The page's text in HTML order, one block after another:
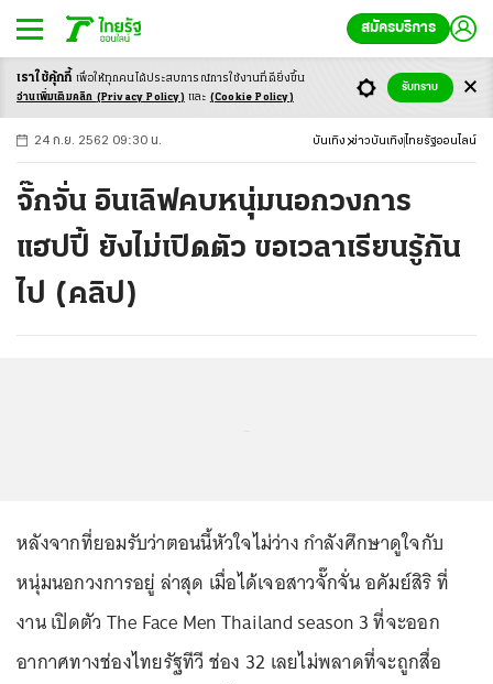
สมัครบริการ
-ก ก ก+
24 ก.ย. 2562 09:30 น. บันเทิง ข่าวบันเทิง ไทยรัฐออนไลน์
จั๊กจั่น อินเลิฟคบหนุ่มนอกวงการ
แฮปปี้ ยังไม่เปิดตัว ขอเวลาเรียนรู้กัน
ไป (คลิป)
หลังจากที่ยอมรับว่าตอนนี้หัวใจไม่ว่าง กำลังศึกษาดูใจกับ
หนุ่มนอกวงการอยู่ ล่าสุด เมื่อได้เจอสาวจั๊กจั่น อคัมย์สิริ ที่
งาน เปิดตัว The Face Men Thailand season 3 ที่จะออก
อากาศทางช่องไทยรัฐทีวี ช่อง 32 เลยไม่พลาดที่จะถูกสื่อ
เราใช้คุ้กกี้ เพื่อให้ทุกคนได้ประสบการณ์การใช้งานที่ดียิ่งขึ้น
อ่านเพิ่มเติมคลิก (Privacy Policy) และ (Cookie Policy)
รับทราบ